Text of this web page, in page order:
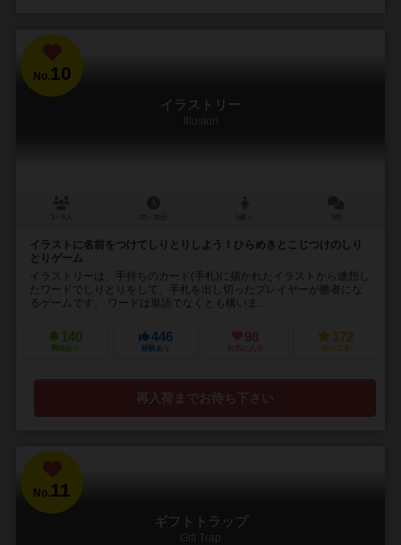
No. 10
イラストリー
Illustori
イラストに名前をつけてしりとりしよう！ひらめきとこじつけのしり
とりゲーム
イラストリーは、手持ちのカード(手札)に描かれたイラストから連想し
たワードでしりとりをして、手札を出し切ったプレイヤーが勝者にな
るゲームです。 ワードは単語でなくとも構いま...
140
興味あり
446
経験あり
98
お気に入り
172
持ってる
再入荷までお待ち下さい
No.11
ギフトトラップ
Gift Trap